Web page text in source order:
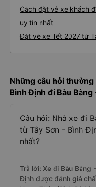
Cách đặt vé xe khách
uy tín nhất
Đặt vé xe Tết 2027 từ
Những câu hỏi
Bình Định đi Bàu Bàng
Câu hỏi: Nhà xe đi
từ Tây Sơn - Bình
nhất?
Trả lời: Xe đi Bàu Bàng
Định được đánh giá